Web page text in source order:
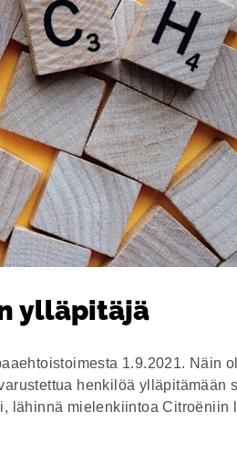
ylläpitäjä
1.9.2021. Näin
henkilöä ylläpitämään
lähinnä mielenkiintoa Citroëniin